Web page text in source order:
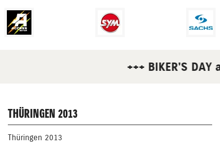
+++ BIKER'S
THÜRINGEN 2013
Thüringen 2013